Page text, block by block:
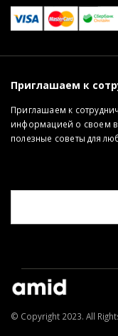
Приглашаем к
Приглашаем к
информацией о своем
полезные советы для
© Copyright 2023. All